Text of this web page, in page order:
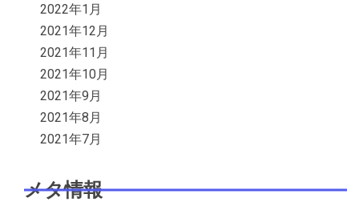
2022年1月
2021年12月
2021年11月
2021年10月
2021年9月
2021年8月
2021年7月
メタ情報